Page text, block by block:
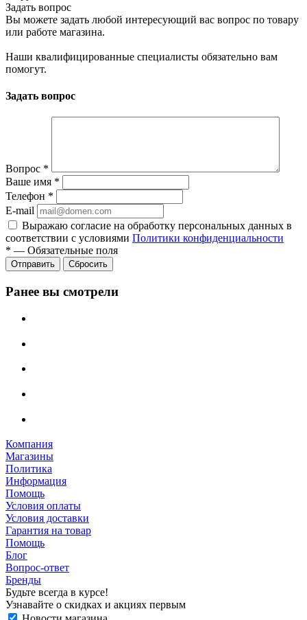
Задать вопрос
Вы можете задать любой интересующий вас вопрос по товару
или работе магазина.
Наши квалифицированные специалисты обязательно вам
помогут.
Задать вопрос
Вопрос *
Ваше имя *
Телефон *
E-mail
Выражаю согласие на обработку персональных данных в
соответствии с условиями Политики конфиденциальности
* — Обязательные поля
Отправить Сбросить
Ранее вы смотрели
Компания
Магазины
Политика
Информация
Помощь
Условия оплаты
Условия доставки
Гарантия на товар
Помощь
Блог
Вопрос-ответ
Бренды
Будьте всегда в курсе!
Узнавайте о скидках и акциях первым